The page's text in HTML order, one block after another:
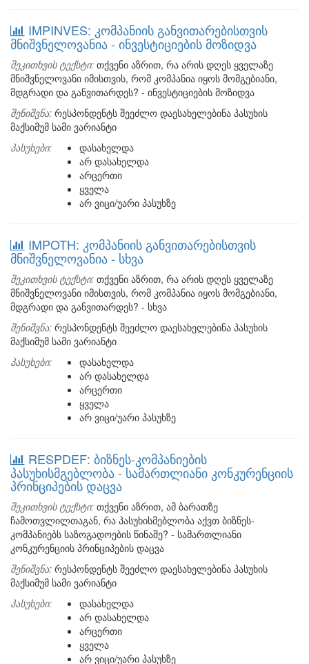
IMPINVES: კომპანიის განვითარებისთვის
მნიშვნელოვანია - ინვესტიციების მოზიდვა
შეკითხვის ტექსტი: თქვენი აზრით, რა არის დღეს ყველაზე
მნიშვნელოვანი იმისთვის, რომ კომპანია იყოს მომგებიანი,
მდგრადი და განვითარდეს? - ინვესტიციების მოზიდვა
შენიშვნა: რესპონდენტს შეეძლო დაესახელებინა პასუხის
მაქსიმუმ სამი ვარიანტი
პასუხები:
დასახელდა
არ დასახელდა
არცერთი
ყველა
არ ვიცი/უარი პასუხზე
IMPOTH: კომპანიის განვითარებისთვის
მნიშვნელოვანია - სხვა
შეკითხვის ტექსტი: თქვენი აზრით, რა არის დღეს ყველაზე
მნიშვნელოვანი იმისთვის, რომ კომპანია იყოს მომგებიანი,
მდგრადი და განვითარდეს? - სხვა
შენიშვნა: რესპონდენტს შეეძლო დაესახელებინა პასუხის
მაქსიმუმ სამი ვარიანტი
პასუხები:
დასახელდა
არ დასახელდა
არცერთი
ყველა
არ ვიცი/უარი პასუხზე
RESPDEF: ბიზნეს-კომპანიების
პასუხისმგებლობა - სამართლიანი კონკურენციის
პრინციპების დაცვა
შეკითხვის ტექსტი: თქვენი აზრით, ამ ბარათზე
ჩამოთვლილთაგან, რა პასუხისმებლობა აქვთ ბიზნეს-
კომპანიებს საზოგადოების წინაშე? - სამართლიანი
კონკურენციის პრინციპების დაცვა
შენიშვნა: რესპონდენტს შეეძლო დაესახელებინა პასუხის
მაქსიმუმ სამი ვარიანტი
პასუხები:
დასახელდა
არ დასახელდა
არცერთი
ყველა
არ ვიცი/უარი პასუხზე